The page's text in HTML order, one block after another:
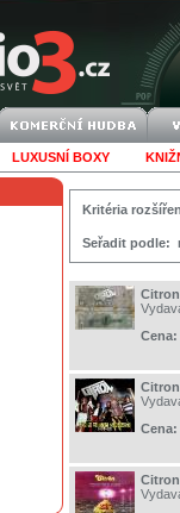
LUXUSNÍ BOXY
Kritéria
Seřadit podle:
Citron
Cena:
Cena: